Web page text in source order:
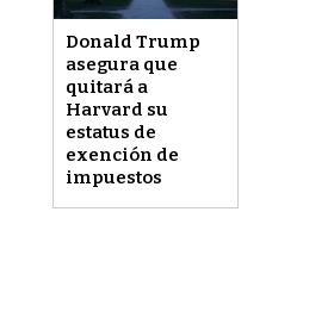
Donald Trump
asegura que
quitará a
Harvard su
estatus de
exención de
impuestos